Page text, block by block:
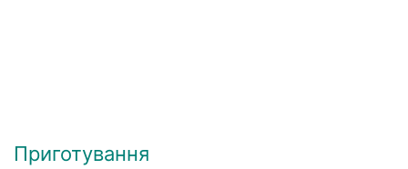
Приготування